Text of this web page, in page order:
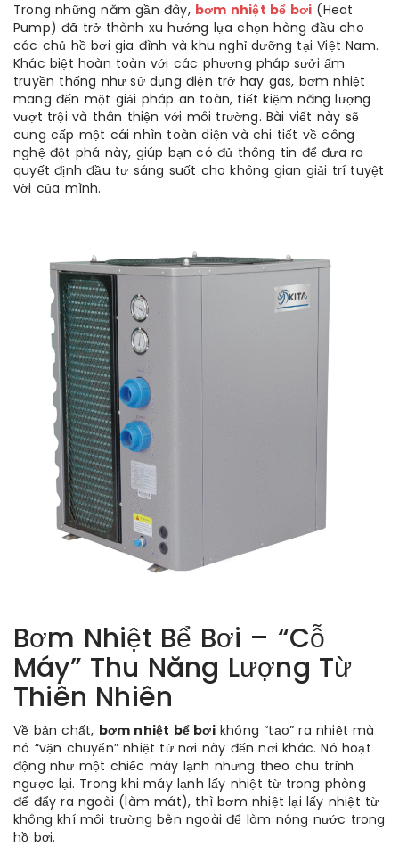
Trong những năm gần đây, bơm nhiệt bể bơi (Heat
Pump) đã trở thành xu hướng lựa chọn hàng đầu cho
các chủ hồ bơi gia đình và khu nghỉ dưỡng tại Việt Nam.
Khác biệt hoàn toàn với các phương pháp sưởi ấm
truyền thống như sử dụng điện trở hay gas, bơm nhiệt
mang đến một giải pháp an toàn, tiết kiệm năng lượng
vượt trội và thân thiện với môi trường. Bài viết này sẽ
cung cấp một cái nhìn toàn diện và chi tiết về công
nghệ đột phá này, giúp bạn có đủ thông tin để đưa ra
quyết định đầu tư sáng suốt cho không gian giải trí tuyệt
vời của mình.
Bơm Nhiệt Bể Bơi – “Cỗ
Máy” Thu Năng Lượng Từ
Thiên Nhiên
Về bản chất, bơm nhiệt bể bơikhông “tạo” ra nhiệt mà
nó “vận chuyển” nhiệt từ nơi này đến nơi khác. Nó hoạt
động như một chiếc máy lạnh nhưng theo chu trình
ngược lại. Trong khi máy lạnh lấy nhiệt từ trong phòng
để đẩy ra ngoài (làm mát), thì bơm nhiệt lại lấy nhiệt từ
không khí môi trường bên ngoài để làm nóng nước trong
hồ bơi.